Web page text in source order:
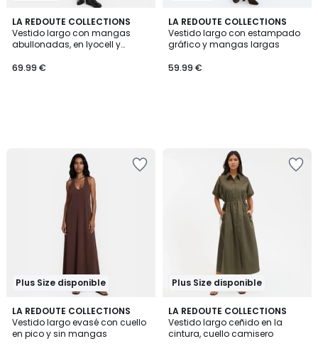
LA REDOUTE COLLECTIONS
Vestido largo con mangas
abullonadas, en lyocell y
69.99 €
LA REDOUTE COLLECTIONS
Vestido largo con estampado
gráfico y mangas largas
59.99 €
Plus Size disponible
LA REDOUTE COLLECTIONS
Vestido largo evasé con cuello
en pico y sin mangas
5
/
5
Plus Size disponible
LA REDOUTE COLLECTIONS
Vestido largo ceñido en la
cintura, cuello camisero
4,4
/ 5
2
Colores